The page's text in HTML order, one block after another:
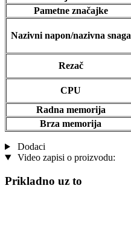
Pametne značajke
Nazivni napon/nazivna snaga
Rezač
CPU
Radna memorija
Brza memorija
Dodaci
Video zapisi o proizvodu:
Prikladno uz to